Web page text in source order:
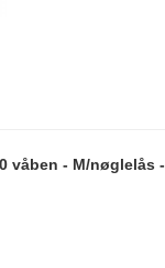
våben - M/nøglelås -